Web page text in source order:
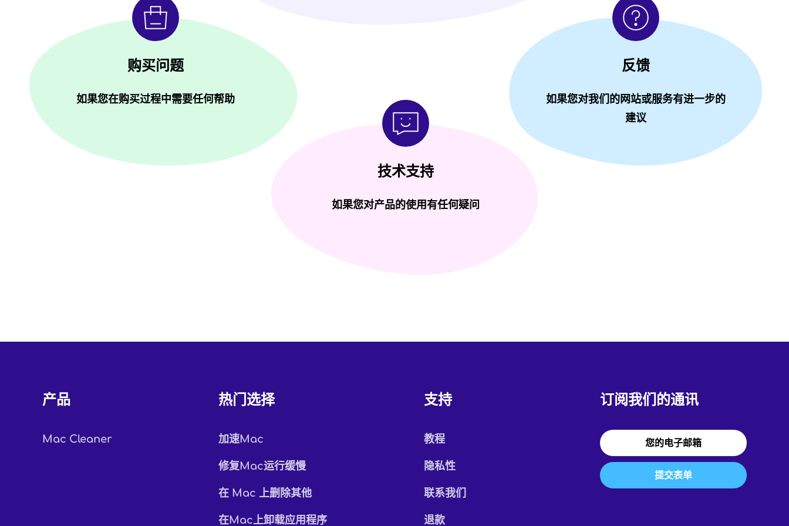
购买问题
如果您在购买过程中需要任何帮助
技术支持
如果您对产品的使用有任何疑问
反馈
如果您对我们的网站或服务有进一步的
建议
产品
Mac Cleaner
热门选择
加速Mac
修复Mac运行缓慢
在 Mac 上删除其他
在Mac上卸载应用程序
支持
教程
隐私性
联系我们
退款
订阅我们的通讯
提交表单